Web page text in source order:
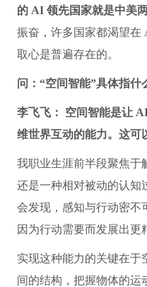
的 AI 领先国家就是中美两
振奋，许多国家都渴望在
取心是普遍存在的。
问：“空间智能”具体指什
李飞飞：
空间智能是让
维世界互动的能力。这可
我职业生涯前半段聚焦于
还是一种相对被动的认知
会发现，感知与行动密不
因为行动需要而发展出更
实现这种能力的关键在于
间的结构，把握物体的运